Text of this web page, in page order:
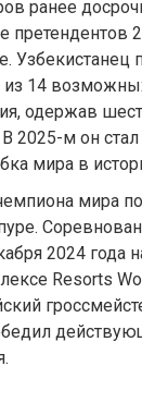
ранее
претендентов
Узбекистанец
из 14
одержав
2025-м он
мира в
мира
2024 года
Resorts